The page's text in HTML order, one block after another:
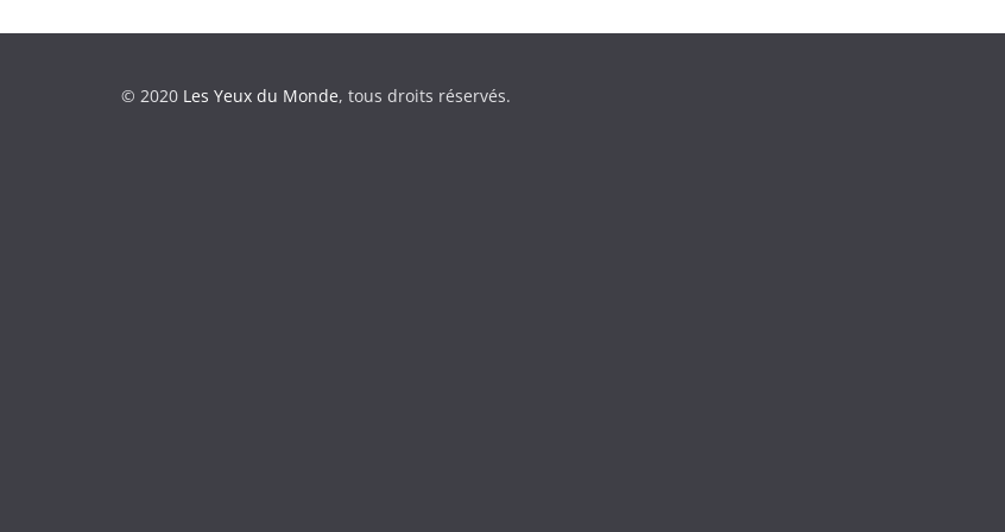
© 2020 Les Yeux du Monde, tous droits réservés.